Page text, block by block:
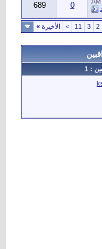
0
689
2
3
11
> الأخيرة »
: 1